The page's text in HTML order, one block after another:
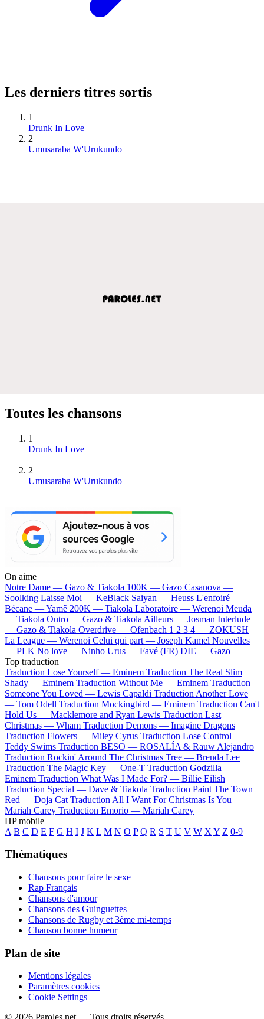
Les derniers titres sortis
1
Drunk In Love
2
Umusaraba W'Urukundo
Toutes les chansons
1
Drunk In Love
2
Umusaraba W'Urukundo
On aime
Notre Dame — Gazo & Tiakola 100K — Gazo Casanova —
Soolking Laisse Moi — KeBlack Saiyan — Heuss L'enfoiré
Bécane —Yamê 200K — Tiakola Laboratoire — Werenoi Meuda
— Tiakola Outro — Gazo & Tiakola Ailleurs — Josman Interlude
— Gazo & Tiakola Overdrive — Ofenbach 1 2 3 4 — ZOKUSH
La League — Werenoi Celui qui part — Joseph Kamel Nouvelles
— PLK No love — Ninho Urus — Favé (FR) DIE — Gazo
Top traduction
Traduction Lose Yourself — Eminem Traduction The Real Slim
Shady — Eminem Traduction Without Me — Eminem Traduction
Someone You Loved — Lewis Capaldi Traduction Another Love
— Tom Odell Traduction Mockingbird — Eminem Traduction Can't
Hold Us — Macklemore and Ryan Lewis Traduction Last
Christmas — Wham Traduction Demons — Imagine Dragons
Traduction Flowers — Miley Cyrus Traduction Lose Control —
Teddy Swims Traduction BESO — ROSALÍA & Rauw Alejandro
Traduction Rockin' Around The Christmas Tree — Brenda Lee
Traduction The Magic Key — One-T Traduction Godzilla —
Eminem Traduction What Was I Made For? — Billie Eilish
Traduction Special — Dave & Tiakola Traduction Paint The Town
Red — Doja Cat Traduction All I Want For Christmas Is You —
Mariah Carey Traduction Emorio — Mariah Carey
HP mobile
A B C D E F G H I J K L M N O P Q R S T U V W X Y Z 0-9
Thématiques
Chansons pour faire le sexe
Rap Français
Chansons d'amour
Chansons des Guinguettes
Chansons de Rugby et 3ème mi-temps
Chanson bonne humeur
Plan de site
Mentions légales
Paramètres cookies
Cookie Settings